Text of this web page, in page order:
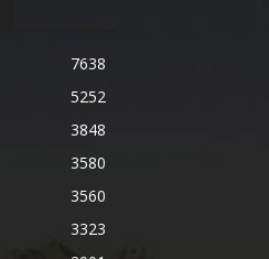
7638
5252
3848
3580
3560
3323